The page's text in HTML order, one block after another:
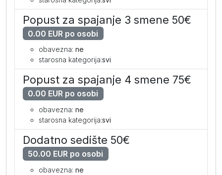
Popust za spajanje 3 smene 50€
0.00 EUR po osobi
obavezna: ne
starosna kategorija:svi
Popust za spajanje 4 smene 75€
0.00 EUR po osobi
obavezna: ne
starosna kategorija:svi
Dodatno sedište 50€
50.00 EUR po osobi
obavezna: ne